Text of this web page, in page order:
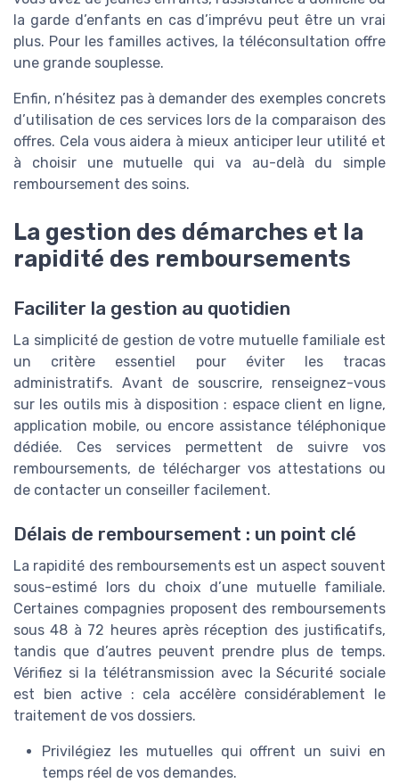
la garde d’enfants en cas d’imprévu peut être un vrai
plus. Pour les familles actives, la téléconsultation offre
une grande souplesse.
Enfin, n’hésitez pas à demander des exemples concrets
d’utilisation de ces services lors de la comparaison des
offres. Cela vous aidera à mieux anticiper leur utilité et
à choisir une mutuelle qui va au-delà du simple
remboursement des soins.
La gestion des démarches et la
rapidité des remboursements
Faciliter la gestion au quotidien
La simplicité de gestion de votre mutuelle familiale est
un critère essentiel pour éviter les tracas
administratifs. Avant de souscrire, renseignez-vous
sur les outils mis à disposition : espace client en ligne,
application mobile, ou encore assistance téléphonique
dédiée. Ces services permettent de suivre vos
remboursements, de télécharger vos attestations ou
de contacter un conseiller facilement.
Délais de remboursement : un point clé
La rapidité des remboursements est un aspect souvent
sous-estimé lors du choix d’une mutuelle familiale.
Certaines compagnies proposent des remboursements
sous 48 à 72 heures après réception des justificatifs,
tandis que d’autres peuvent prendre plus de temps.
Vérifiez si la télétransmission avec la Sécurité sociale
est bien active : cela accélère considérablement le
traitement de vos dossiers.
Privilégiez les mutuelles qui offrent un suivi en
temps réel de vos demandes.